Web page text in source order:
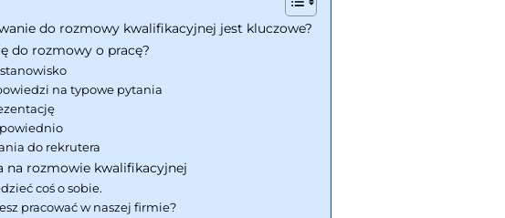
do rozmowy kwalifikacyjnej jest kluczowe?
do rozmowy o pracę?
na typowe pytania
do rekrutera
na rozmowie kwalifikacyjnej
coś o sobie.
pracować w naszej firmie?